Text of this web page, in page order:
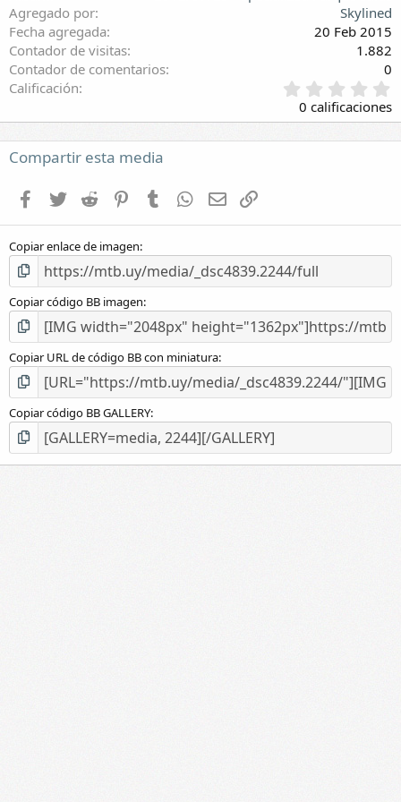
Agregado por
Skylined
Fecha agregada
20 Feb 2015
Contador de visitas
1.882
Contador de comentarios
0
Calificación
,
0
0
l
(
)
0 calificaciones
Compartir esta media
Facebook
Twitter Reddit PinterestTumblr WhatsApp
E-mail
Copiar enlace de imagen
Copiar código BB imagen
Copiar URL de código BB con miniatura
Copiar código BB GALLERY